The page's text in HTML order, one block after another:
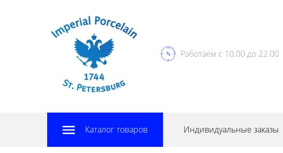
Работаем с 10.00 до 22.00
Каталог товаров Индивидуальные заказы